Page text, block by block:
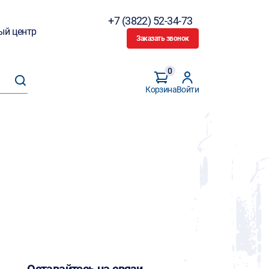
центр
+7 (3822) 52-34-73
Заказать звонок
Корзина
0
Войти